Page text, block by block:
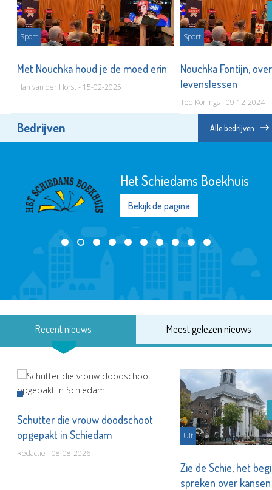
Sport
Met Nouchka houd je de moed erin
Han van der Horst - 15-02-2025
Sport
Nouchka Fontijn,
levenslessen
Ted Konings - 09-12-2024
Bedrijven Alle bedrijven
Het Schiedams Boekhuis
Bekijk de pagina
Recent nieuws Meest gelezen nieuws
Schutter die vrouw doodschoot
opgepakt in Schiedam
Redactie - 08-08-2026
Uit
Zie de Schie, het
spreken over